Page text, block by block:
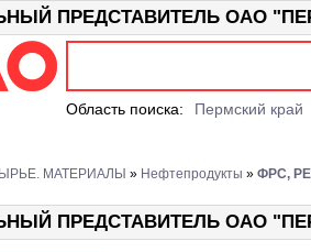
ПРЕДСТАВИТЕЛЬ ОАО
Область поиска: Пермский край
МАТЕРИАЛЫ » Нефтепродукты » ФРС,
ПРЕДСТАВИТЕЛЬ ОАО